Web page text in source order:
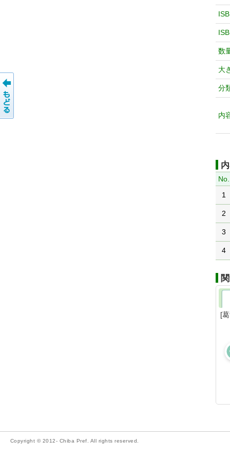
数
大
分
内
No.
1
2
3
4
[
Copyright © 2012- Chiba Pref. All rights reserved.